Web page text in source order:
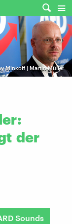
Minkoff | Martin Müller
der
Sounds